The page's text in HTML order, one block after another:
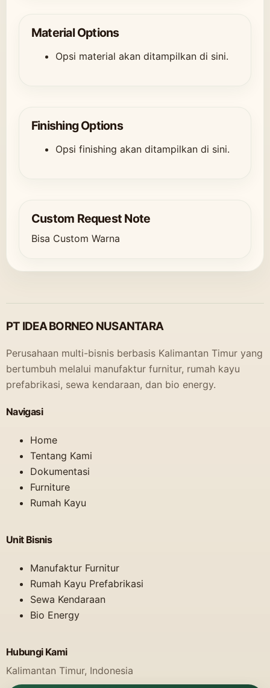
Material Options
Opsi material akan ditampilkan di sini.
Finishing Options
Opsi finishing akan ditampilkan di sini.
Custom Request Note
Bisa Custom Warna
PT IDEA BORNEO NUSANTARA
Perusahaan multi-bisnis berbasis Kalimantan Timur yang
bertumbuh melalui manufaktur furnitur, rumah kayu
prefabrikasi, sewa kendaraan, dan bio energy.
Navigasi
Home
Tentang Kami
Dokumentasi
Furniture
Rumah Kayu
Unit Bisnis
Manufaktur Furnitur
Rumah Kayu Prefabrikasi
Sewa Kendaraan
Bio Energy
Hubungi Kami
Kalimantan Timur, Indonesia